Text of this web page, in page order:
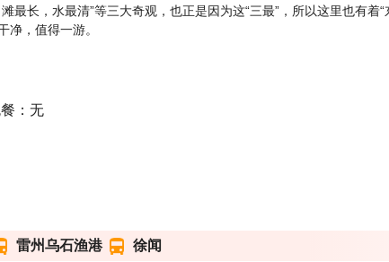
最长，水最清”等三大奇观，也正是因为这“三最”，所以这里也有着
净，值得一游。
：无
雷州乌石渔港 徐闻